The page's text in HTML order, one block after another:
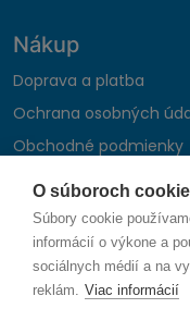
O súboroch
Súbory cookie
informácií o výkone a
sociálnych médií a na
reklám. Viac informácií
Nákup
Doprava a platba
Ochrana osobných
Obchodné podmienky
Reklamačný poriadok
Montáž autohifi
Formulár na
Sledujte nás